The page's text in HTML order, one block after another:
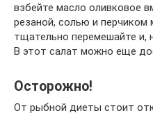
взбейте масло оливковое
резаной, солью и перчиком
тщательно перемешайте и,
В этот салат можно еще
Осторожно!
От рыбной диеты стоит